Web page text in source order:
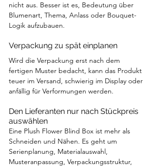
nicht aus. Besser ist es, Bedeutung über
Blumenart, Thema, Anlass oder Bouquet-
Logik aufzubauen.
Verpackung zu spät einplanen
Wird die Verpackung erst nach dem
fertigen Muster bedacht, kann das Produkt
teuer im Versand, schwierig im Display oder
anfällig für Verformungen werden.
Den Lieferanten nur nach Stückpreis
auswählen
Eine Plush Flower Blind Box ist mehr als
Schneiden und Nähen. Es geht um
Serienplanung, Materialauswahl,
Musteranpassung, Verpackungsstruktur,